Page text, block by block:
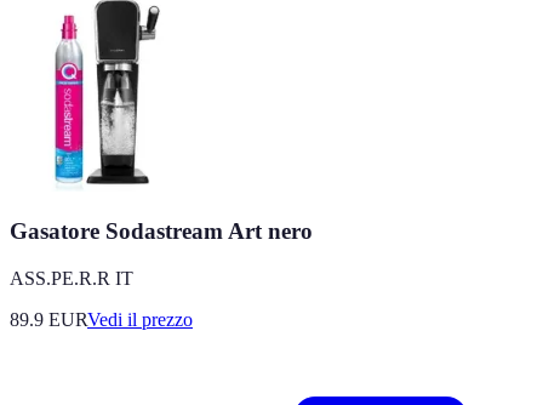
Gasatore Sodastream Art nero
ASS.PE.R.R IT
89.9 EURVedi il prezzo